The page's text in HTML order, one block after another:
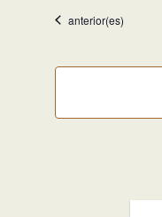
fecha.
Eventos
anterior(es)